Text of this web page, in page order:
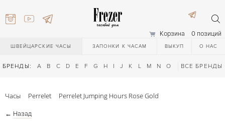
Корзина 0 позиций
ШВЕЙЦАРСКИЕ ЧАСЫ ЗАПОНКИ К ЧАСАМ ВЫКУП О НАС
БРЕНДЫ: A B C D E F G H I J K L M N O Q R S T
ВСЕ БРЕНДЫ
Часы Perrelet Perrelet Jumping Hours Rose Gold
← Назад